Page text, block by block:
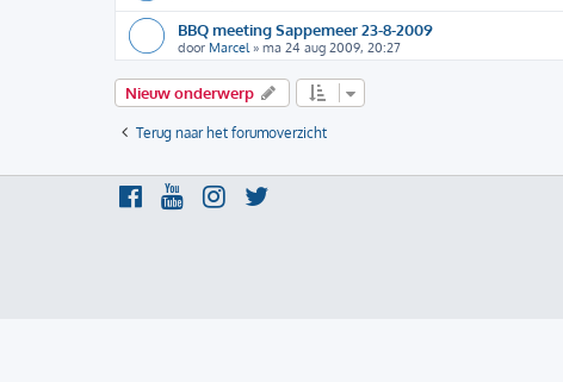
BBQ meeting Sappemeer 23-8-2009
door Marcel» ma 24 aug 2009, 20:27
Nieuw onderwerp
Terug naar het forumoverzicht